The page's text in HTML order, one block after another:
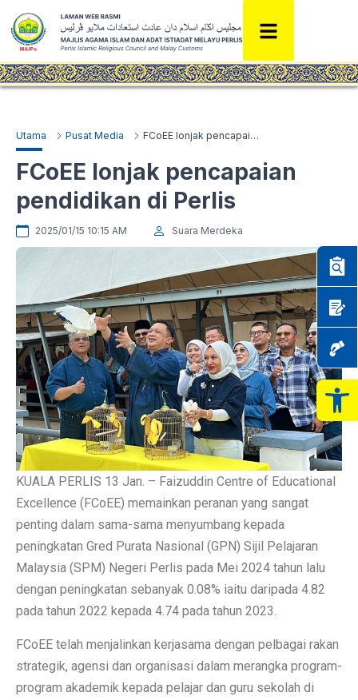
Utama Pusat Media FCoEE lonjak pencapaian pendidikan di Perlis
FCoEE lonjak pencapaian
pendidikan di Perlis
2025/01/15 10:15 AM Suara Merdeka
KUALA PERLIS 13 Jan. – Faizuddin Centre of Educational
Excellence (FCoEE) memainkan peranan yang sangat
penting dalam sama-sama menyumbang kepada
peningkatan Gred Purata Nasional (GPN) Sijil Pelajaran
Malaysia (SPM) Negeri Perlis pada Mei 2024 tahun lalu
dengan peningkatan sebanyak 0.08% iaitu daripada 4.82
pada tahun 2022 kepada 4.74 pada tahun 2023.
FCoEE telah menjalinkan kerjasama dengan pelbagai rakan
strategik, agensi dan organisasi dalam merangka program-
program akademik kepada pelajar dan guru sekolah di